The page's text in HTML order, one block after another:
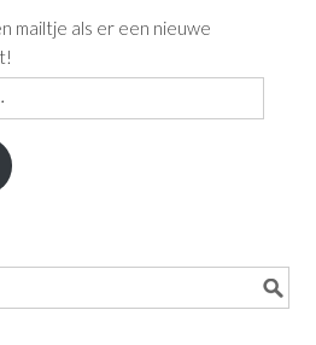
mailtje als er een nieuwe